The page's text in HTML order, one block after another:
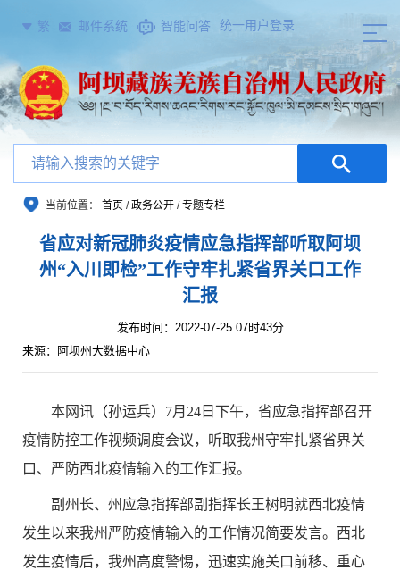
繁 邮件系统 智能问答 统一用户登录
当前位置： 首页 /政务公开 /专题专栏
省应对新冠肺炎疫情应急指挥部听取阿坝
州“入川即检”工作守牢扎紧省界关口工作
汇报
发布时间：2022-07-25 07时43分
来源：阿坝州大数据中心
本网讯 （孙运兵） 7月 24 日下午，省应急指挥部召开
疫情防控工作视频调度会议，听取我州守牢扎紧省界关
口、严防西北疫情输入的工作汇报。
副州长、州应急指挥部副指挥长王树明就西北疫情
发生以来我州严防疫情输入的工作情况简要发言。西北
发生疫情后，我州高度警惕，迅速实施关口前移、重心